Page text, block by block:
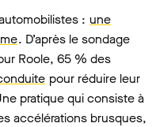
: une
. D’après le sondage
Roole, 65 % des
pour réduire leur
pratique qui consiste à
accélérations brusques,